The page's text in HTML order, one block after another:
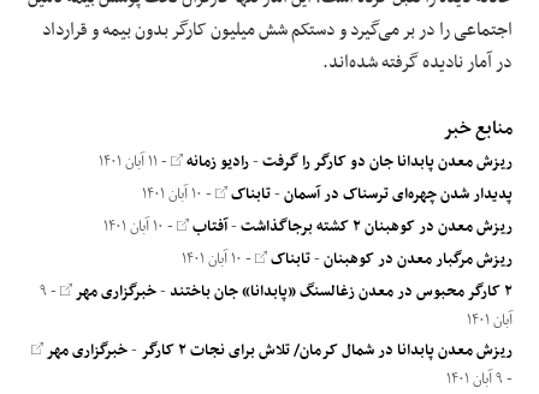
اجتماعی را در بر می‌گیرد و دستکم شش میلیون کارگر بدون بیمه و قرارداد
در آمار نادیده گرفته شده‌اند.
منابع خبر
ریزش معدن پابدانا جان دو کارگر را گرفت-رادیو زمانه - ۱۱ آبان ۱۴۰۱
پدیدار شدن چهره‌ای ترسناک در آسمان-تابناک - ۱۰ آبان ۱۴۰۱
ریزش معدن در کوهبنان ۲ کشته برجاگذاشت
-آفتاب - ۱۰ آبان ۱۴۰۱
ریزش مرگبار معدن در کوهبنان-تابناک - ۱۰ آبان ۱۴۰۱
۲ کارگر محبوس در معدن زغالسنگ «پابدانا» جان باختند
-خبرگزاری مهر
- ۹
آبان ۱۴۰۱
ریزش معدن پابدانا در شمال کرمان/ تلاش برای نجات ۲ کارگر
-خبرگزاری مهر
- ۹ آبان ۱۴۰۱